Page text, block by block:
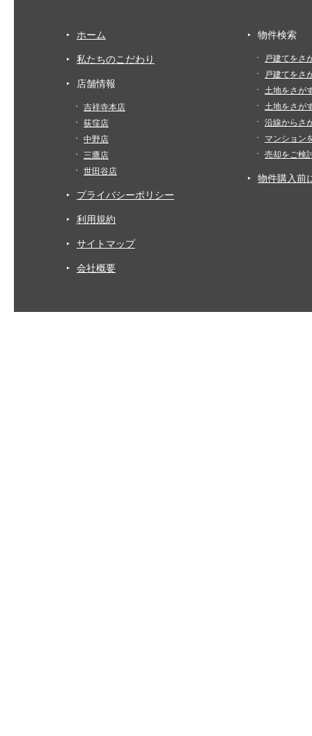
ホーム
私たちのこだわり
店舗情報
吉祥寺本店
荻窪店
中野店
三鷹店
世田谷店
プライバシーポリシー
利用規約
サイトマップ
会社概要
物件検索
戸建てをさ
戸建てをさ
土地をさが
土地をさが
沿線からさ
マンション
売却をご検
物件購入前